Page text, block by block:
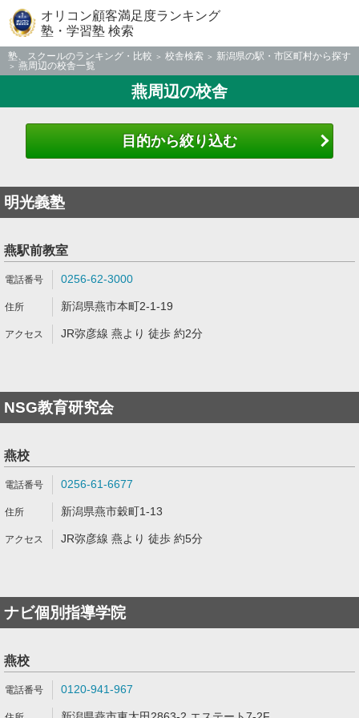
オリコン顧客満足度ランキング
塾・学習塾 検索
塾、スクールのランキング・比較 校舎検索
新潟県の駅・市区町村から探す
燕周辺の校舎一覧
燕周辺の校舎
目的から絞り込む
明光義塾
燕駅前教室
0256-62-3000
新潟県燕市本町2-1-19
JR弥彦線 燕より 徒歩 約2分
NSG教育研究会
燕校
0256-61-6677
新潟県燕市穀町1-13
JR弥彦線 燕より 徒歩 約5分
ナビ個別指導学院
燕校
0120-941-967